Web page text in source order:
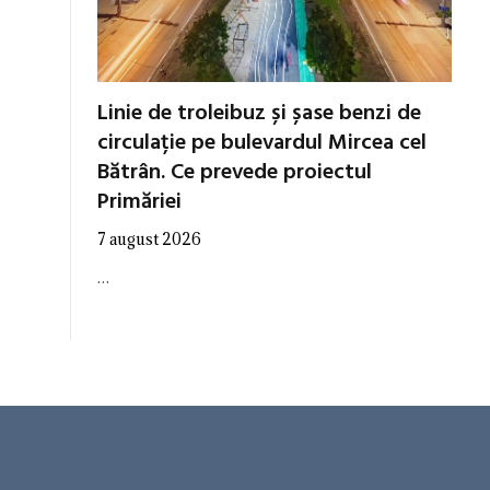
Linie de troleibuz și șase benzi de
circulație pe bulevardul Mircea cel
Bătrân. Ce prevede proiectul
Primăriei
7 august 2026
…